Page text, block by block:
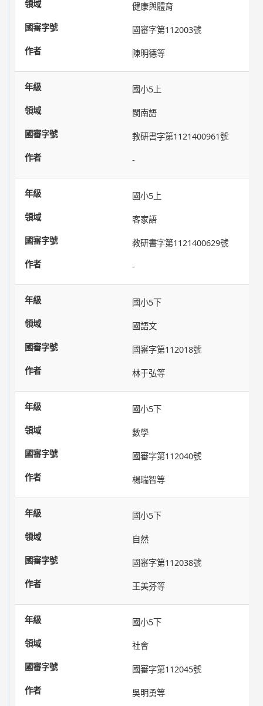
健康與體育
國審字第112003號
陳明德等
國小5上
閩南語
教研書字第1121400961號
-
國小5上
客家語
教研書字第1121400629號
-
國小5下
國語文
國審字第112018號
林于弘等
國小5下
數學
國審字第112040號
楊瑞智等
國小5下
自然
國審字第112038號
王美芬等
國小5下
社會
國審字第112045號
吳明勇等